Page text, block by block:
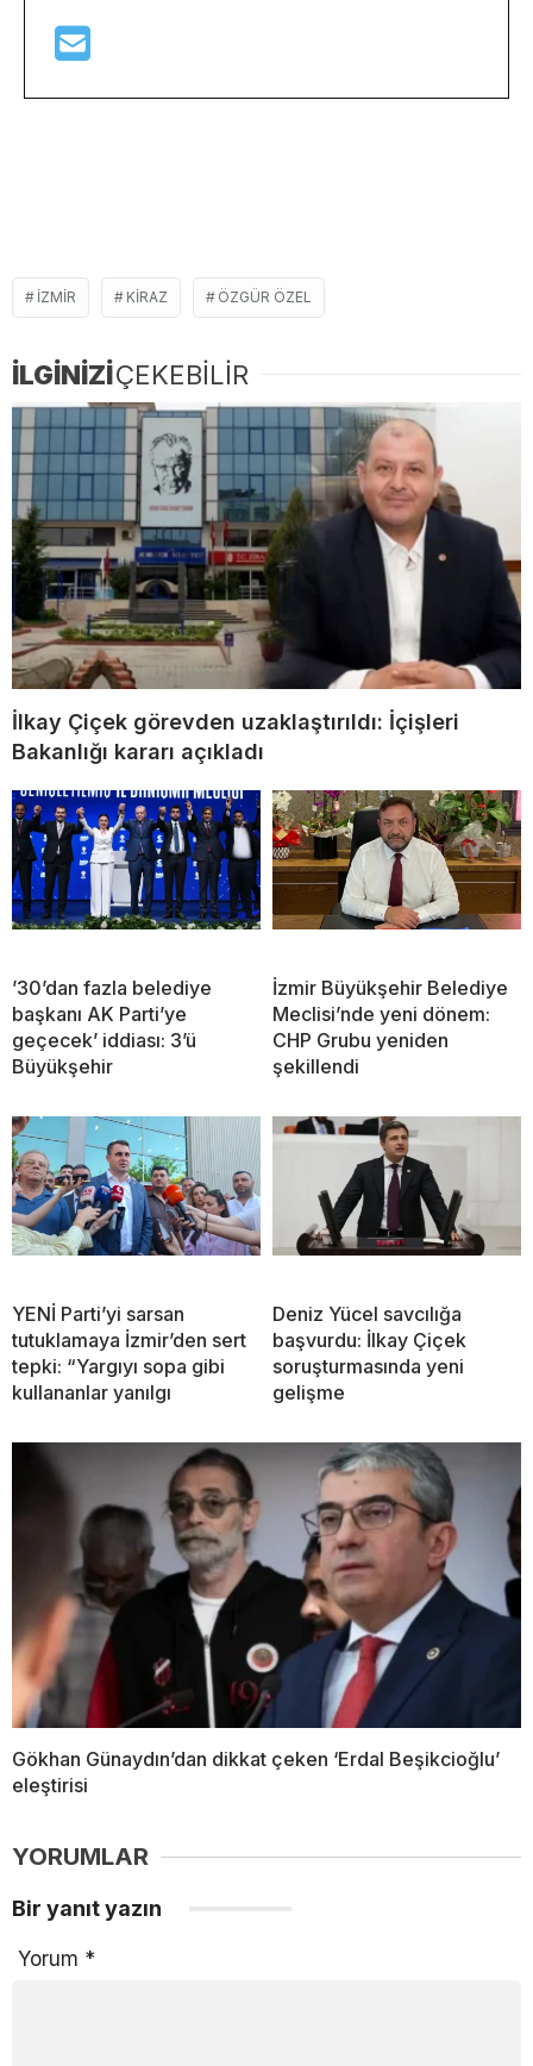
IZMIR KIRAZ ÖZGÜR ÖZEL
İLGİNİZİÇEKEBİLİR
İlkay Çiçek görevden uzaklaştırıldı: İçişleri
Bakanlığı kararı açıkladı
’30’dan fazla belediye
başkanı AK Parti’ye
geçecek’ iddiası: 3’ü
Büyükşehir
İzmir Büyükşehir Belediye
Meclisi’nde yeni dönem:
CHP Grubu yeniden
şekillendi
YENİ Parti’yi sarsan
tutuklamaya İzmir’den sert
tepki: “Yargıyı sopa gibi
kullananlar yanılgı
Deniz Yücel savcılığa
başvurdu: İlkay Çiçek
soruşturmasında yeni
gelişme
Gökhan Günaydın’dan dikkat çeken ‘Erdal Beşikcioğlu’
eleştirisi
YORUMLAR
Bir yanıt yazın
Yorum *